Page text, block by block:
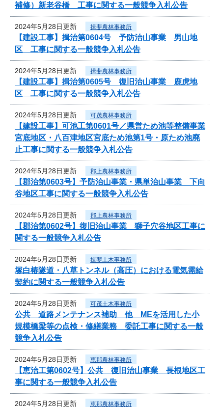
補修）新老谷橋 工事に関する一般競争入札公告
2024年5月28日更新 揖斐農林事務所
【建設工事】揖治第0604号 予防治山事業 男山地
区 工事に関する一般競争入札公告
2024年5月28日更新 揖斐農林事務所
【建設工事】揖治第0605号 復旧治山事業 鹿虎地
区 工事に関する一般競争入札公告
2024年5月28日更新 可茂農林事務所
【建設工事】可池工第0601号／県営ため池等整備事業
宮底地区・八百津地区宮底ため池第1号・原ため池廃
止工事に関する一般競争入札公告
2024年5月28日更新 郡上農林事務所
【郡治第0603号】予防治山事業・県単治山事業 下向
谷地区工事に関する一般競争入札公告
2024年5月28日更新 郡上農林事務所
【郡治第0602号】復旧治山事業 獅子穴谷地区工事に
関する一般競争入札公告
2024年5月28日更新 揖斐土木事務所
塚白椿隧道・八草トンネル（高圧）における電気需給
契約に関する一般競争入札公告
2024年5月28日更新 可茂土木事務所
公共 道路メンテナンス補助 他 MEを活用した小
規模橋梁等の点検・修繕業務 委託工事に関する一般
競争入札公告
2024年5月28日更新 恵那農林事務所
【恵治工第0602号】公共 復旧治山事業 長根地区工
事に関する一般競争入札公告
2024年5月28日更新 恵那農林事務所